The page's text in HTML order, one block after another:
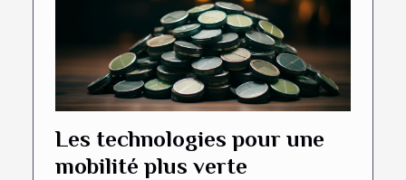
Les technologies pour une
mobilité plus verte